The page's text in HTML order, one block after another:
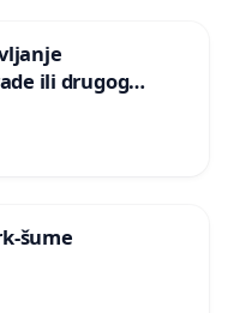
ili drugog
Sarajevu
šume